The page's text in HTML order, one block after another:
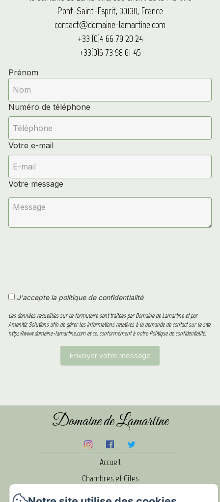
Pont-Saint-Esprit, 30130, France
contact@domaine-lamartine.com
+33 (0)4 66 79 20 24
+33(0)6 73 98 61 45
Prénom
Numéro de téléphone
Votre e-mail
Votre message
J'accepte la politique de confidentialité
Les données recueillies sur ce formulaire sont traitées par Domaine de Lamartine et par
Amenitiz Solutions afin de gérer les informations relatives à la demande de contact sur le site
https://www.domaine-lamartine.com et ce, conformément à notre Politique de confidentialité.
Domaine de Lamartine
Accueil
Chambres et Gîtes
Mariages & Évènements